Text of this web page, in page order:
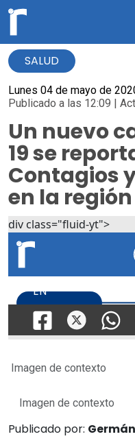
SALUD
Lunes 04 de mayo de
Publicado a las 12:09 |
Un nuevo
19 se
Contagios
en la región
div class="fluid-yt">
Imagen de contexto
Imagen de contexto
Publicado por: